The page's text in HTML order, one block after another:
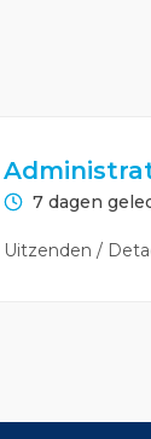
7 dagen
Uitzenden /